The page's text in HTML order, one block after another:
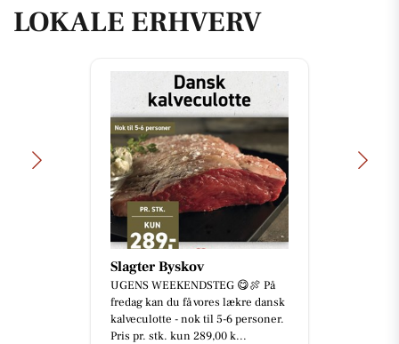
LOKALE ERHVERV
Slagter Byskov
UGENS WEEKENDSTEG 😋🍖 På
fredag kan du få vores lækre dansk
kalveculotte - nok til 5-6 personer.
Pris pr. stk. kun 289,00 k...